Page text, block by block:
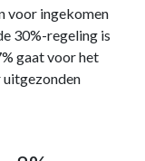
voor ingekomen
30%-regeling is
gaat voor het
uitgezonden